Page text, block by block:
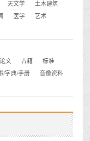
天文学
土木建筑
医学
艺术
文 古籍
标准
/字典/手册
音像资料